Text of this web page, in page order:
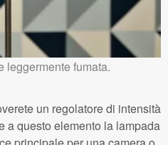
leggermente fumata.
un regolatore di intensità
a questo elemento la lampada